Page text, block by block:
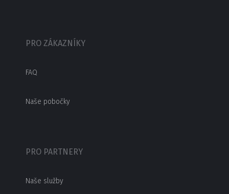
PRO ZÁKAZNÍKY
FAQ
Naše pobočky
PRO PARTNERY
Naše služby